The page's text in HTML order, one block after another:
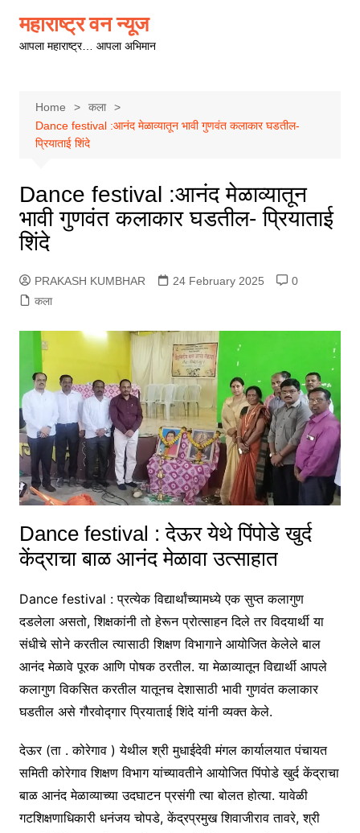
content
महाराष्ट्र वन न्यूज
आपला महाराष्ट्र… आपला अभिमान
Home
कला
Dance festival :आनंद मेळाव्यातून भावी गुणवंत कलाकार घडतील-
प्रियाताई शिंदे
Dance festival :आनंद मेळाव्यातून
भावी गुणवंत कलाकार घडतील- प्रियाताई
शिंदे
PRAKASH KUMBHAR 24 February 2025
0
कला
Dance festival : देऊर येथे पिंपोडे खुर्द
केंद्राचा बाळ आनंद मेळावा उत्साहात
Dance festival : प्रत्येक विद्यार्थांच्यामध्ये एक सुप्त कलागुण
दडलेला असतो, शिक्षकांनी तो हेरून प्रोत्साहन दिले तर विदयार्थी या
संधीचे सोने करतील त्यासाठी शिक्षण विभागाने आयोजित केलेले बाल
आनंद मेळावे पूरक आणि पोषक ठरतील. या मेळाव्यातून विद्यार्थी आपले
कलागुण विकसित करतील यातूनच देशासाठी भावी गुणवंत कलाकार
घडतील असे गौरवोद्गार प्रियाताई शिंदे यांनी व्यक्त केले.
देऊर (ता . कोरेगाव ) येथील श्री मुधाईदेवी मंगल कार्यालयात पंचायत
समिती कोरेगाव शिक्षण विभाग यांच्यावतीने आयोजित पिंपोडे खुर्द केंद्राचा
बाळ आनंद मेळाव्याच्या उदघाटन प्रसंगी त्या बोलत होत्या. यावेळी
गटशिक्षणाधिकारी धनंजय चोपडे, केंद्रप्रमुख शिवाजीराव तावरे, श्री